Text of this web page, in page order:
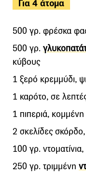
Για 4 άτομα
500 γρ. φρέσκα
500 γρ.
κύβους
1 ξερό κρεμμύδι,
1 καρότο, σε
1 πιπεριά,
2 σκελίδες
100 γρ.
250 γρ. τριμμένη